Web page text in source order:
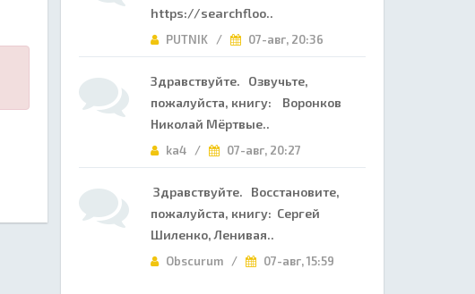
https://searchfloo..
PUTNIK / 07-авг, 20:36
Здравствуйте. Озвучьте,
пожалуйста, книгу: Воронков
Николай Мёртвые..
ka4 / 07-авг, 20:27
Здравствуйте. Восстановите,
пожалуйста, книгу: Сергей
Шиленко, Ленивая..
Obscurum / 07-авг, 15:59